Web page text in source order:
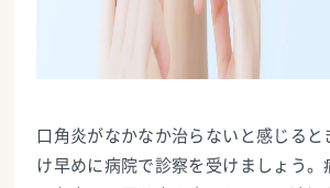
口角炎がなかなか治らないと感じると
け早めに病院で診察を受けましょう。